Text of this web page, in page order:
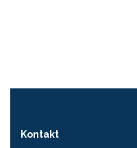
Kontakt